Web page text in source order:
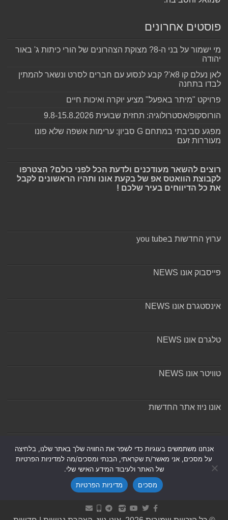
פוסטים אחרונים
מי ישמור על בני ה-8? מצוקת הצהרונים של הורי כיתות ג' באור
יהודה
לאן נעלם קו 8א'? קבע לנסוע עם חברים לסרט ונשאר להמתין
לבדו בתחנה
פרויקט "מיתר באפעל" מציע יוקרה ואיכות חיים
הורוסקופ/אסטרולוגיה: תחזית שבועית 9.8-15.8.2026
מפגע סביבתי במתחם G סביון: ערימות אשפה שלא פונו
מעוררות זעם
רוצים להשאר מעודכנים ולדעת הכל לפני כולם? הצטרפו
לקבוצת הוואטס אפ של בקעת אונו ותהיו הראשונים לקבל
את כל הדיווחים בעיר שלכם !
ערוץ החדשות בyou tube
פייסבוק אונו NEWS
אינסטגרם אונו NEWS
טלגרם אונו NEWS
טוויטר אונו NEWS
אונו ניוז אתר החדשות
אנחנו משתמשים בעוגיות כדי לשפר את החוויה שלך באתר שלנו, בלחיצה
על מסכים, אני מאשר/ת שקראתי, הבנתי ומסכים/מה למדיניות הפרטיות
של האתר ולעיבוד המידע האישי שלי.
מסכים
מדיניות הפרטיות